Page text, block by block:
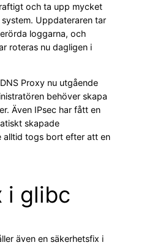
och ta upp mycket
Uppdateraren tar
loggarna, och
roteras nu dagligen i
Proxy nu utgående
behöver skapa
Även IPsec har fått en
skapade
alltid togs bort efter att en
i glibc
även en säkerhetsfix i